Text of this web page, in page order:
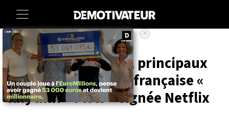
Accueil Entertainment Tele
Niska, Shay et SCH, principaux
jurés de l'émission française «
Rhythm + Flow » signée Netflix
×